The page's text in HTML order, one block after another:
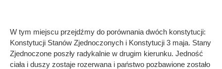
W tym miejscu przejdźmy do porównania dwóch konstytucji:
Konstytucji Stanów Zjednoczonych i Konstytucji 3 maja. Stany
Zjednoczone poszły radykalnie w drugim kierunku. Jedność
ciała i duszy zostaje rozerwana i państwo pozbawione zostało